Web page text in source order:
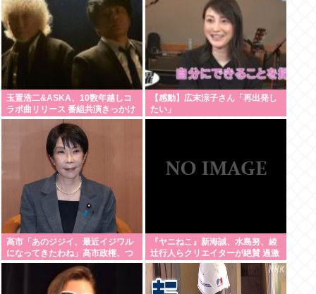
玉置浩二&ASKA、10数年越しコ
ラボ曲リリース 番組共演きっかけ
で実現…同い年盟友の完全合作
【感動】広末涼子さん「再出発し
たい」
高市「あのジジイ、最近イジワル
になってきたわね」高市政権、つ
いに麻生切り！嫌儲はどっちにつ
『ヤニねこ』新海誠、水島努、綾
辻行人らクリエイターが絶賛 過激
描写はBPOでも議論に